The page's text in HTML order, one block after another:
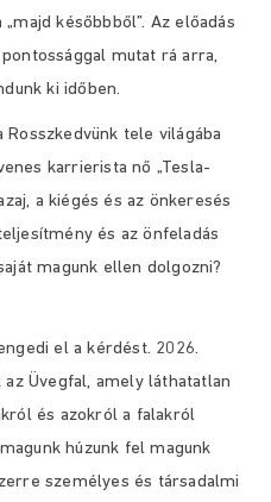
későbbből”. Az előadás
mutat rá arra,
ki időben.
tele világába
karrierista nő „Tesla-
a kiégés és az önkeresés
és az önfeladás
magunk ellen dolgozni?
el a kérdést. 2026.
Üvegfal, amely láthatatlan
és azokról a falakról
húzunk fel magunk
személyes és társadalmi